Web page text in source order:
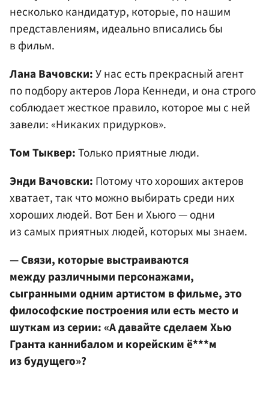
несколько кандидатур, которые, по нашим
представлениям, идеально вписались бы
в фильм.
Лана Вачовски:У нас есть прекрасный агент
по подбору актеров Лора Кеннеди, и она строго
соблюдает жесткое правило, которое мы с ней
завели: «Никаких придурков».
Том Тыквер:Только приятные люди.
Энди Вачовски: Потому что хороших актеров
хватает, так что можно выбирать среди них
хороших людей. Вот Бен и Хьюго — одни
из самых приятных людей, которых мы знаем.
— Связи, которые выстраиваются
между различными персонажами,
сыгранными одним артистом в фильме, это
философские построения или есть место и
шуткам из серии: «А давайте сделаем Хью
Гранта каннибалом и корейским ё***м
из будущего»?